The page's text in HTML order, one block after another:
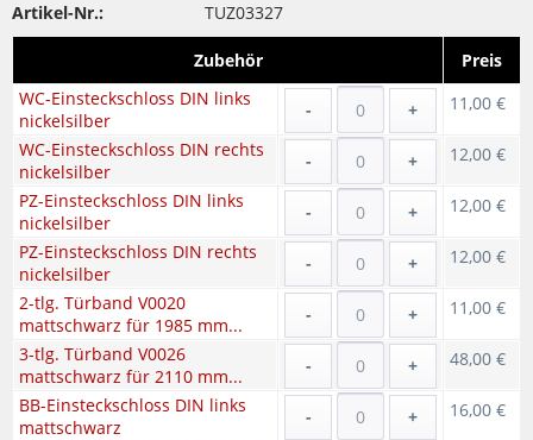
Artikel-Nr.: TUZ03327
Zubehör
Preis
WC-Einsteckschloss DIN links
nickelsilber
- + 11,00 €
WC-Einsteckschloss DIN rechts
nickelsilber
- + 12,00 €
PZ-Einsteckschloss DIN links
nickelsilber
- + 12,00 €
PZ-Einsteckschloss DIN rechts
nickelsilber
- + 12,00 €
2-tlg. Türband V0020
mattschwarz für 1985 mm...
- + 11,00 €
3-tlg. Türband V0026
mattschwarz für 2110 mm...
- + 48,00 €
BB-Einsteckschloss DIN links
mattschwarz
- + 16,00 €